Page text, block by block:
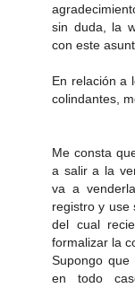
sin duda, la
con este
En relación a
colindantes,
Me consta
a salir a la
va a
registro y use
del cual
formalizar la
Supongo
en todo